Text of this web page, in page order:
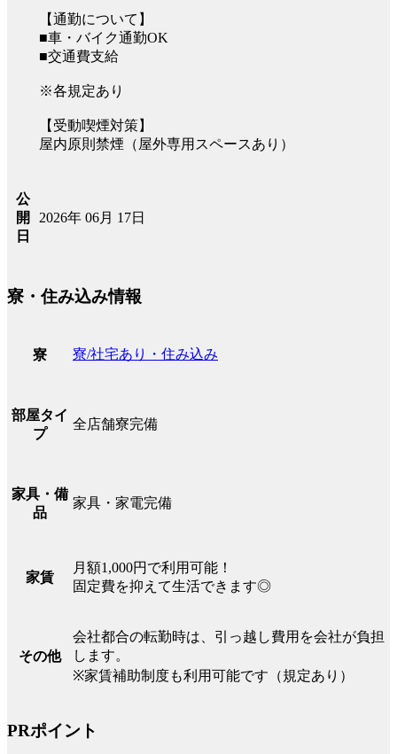
【通勤について】
■車・バイク通勤OK
■交通費支給
※各規定あり
【受動喫煙対策】
屋内原則禁煙（屋外専用スペースあり）
公
開
日
2026年 06月 17日
寮・住み込み情報
寮 寮/社宅あり・住み込み
部屋タイ
プ
全店舗寮完備
家具・備
品
家具・家電完備
家賃
月額1,000円で利用可能！
固定費を抑えて生活できます◎
その他
会社都合の転勤時は、引っ越し費用を会社が負担
します。
※家賃補助制度も利用可能です（規定あり）
PRポイント